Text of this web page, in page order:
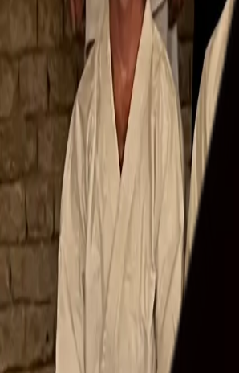
Kedd: 19:00-20:30